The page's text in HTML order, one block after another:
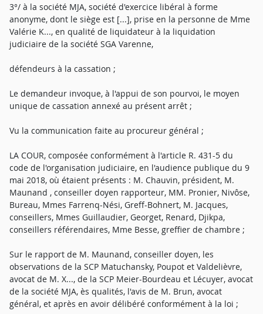
3°/ à la société MJA, société d'exercice libéral à forme
anonyme, dont le siège est [...], prise en la personne de Mme
Valérie K..., en qualité de liquidateur à la liquidation
judiciaire de la société SGA Varenne,
défendeurs à la cassation ;
Le demandeur invoque, à l'appui de son pourvoi, le moyen
unique de cassation annexé au présent arrêt ;
Vu la communication faite au procureur général ;
LA COUR, composée conformément à l'article R. 431-5 du
code de l'organisation judiciaire, en l'audience publique du 9
mai 2018, où étaient présents : M. Chauvin, président, M.
Maunand , conseiller doyen rapporteur, MM. Pronier, Nivôse,
Bureau, Mmes Farrenq-Nési, Greff-Bohnert, M. Jacques,
conseillers, Mmes Guillaudier, Georget, Renard, Djikpa,
conseillers référendaires, Mme Besse, greffier de chambre ;
Sur le rapport de M. Maunand, conseiller doyen, les
observations de la SCP Matuchansky, Poupot et Valdelièvre,
avocat de M. X..., de la SCP Meier-Bourdeau et Lécuyer, avocat
de la société MJA, ès qualités, l'avis de M. Brun, avocat
général, et après en avoir délibéré conformément à la loi ;